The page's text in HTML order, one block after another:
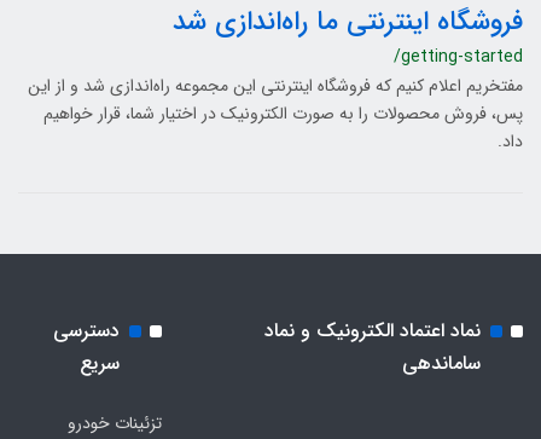
فروشگاه اینترنتی ما راه‌اندازی شد
/getting-started
مفتخریم اعلام کنیم که فروشگاه اینترنتی این مجموعه راه‌اندازی شد و از این
پس، فروش محصولات را به صورت الکترونیک در اختیار شما، قرار خواهیم
داد.
نماد اعتماد الکترونیک و نماد
ساماندهی
دسترسی
سریع
تزئینات خودرو